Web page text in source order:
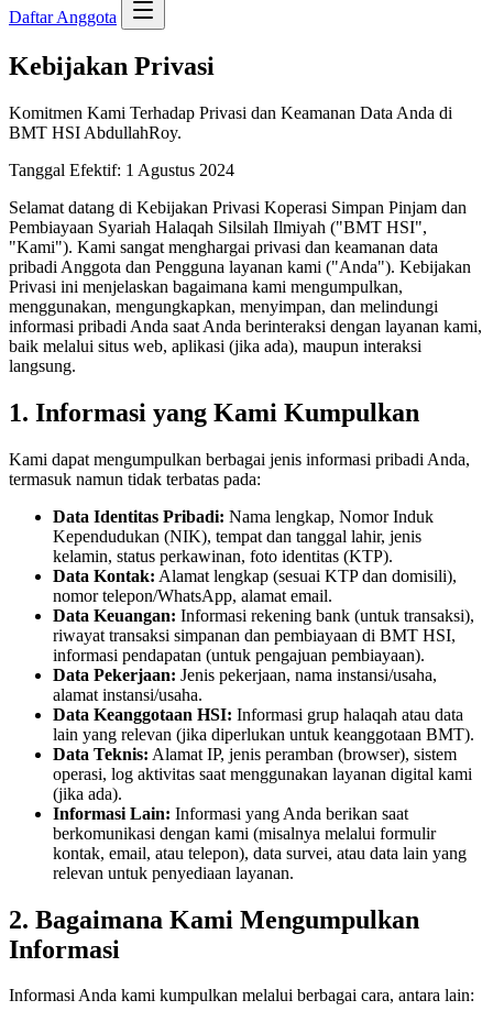
Daftar Anggota
Kebijakan Privasi
Komitmen Kami Terhadap Privasi dan Keamanan Data Anda di
BMT HSI AbdullahRoy.
Tanggal Efektif: 1 Agustus 2024
Selamat datang di Kebijakan Privasi Koperasi Simpan Pinjam dan
Pembiayaan Syariah Halaqah Silsilah Ilmiyah ("BMT HSI",
"Kami"). Kami sangat menghargai privasi dan keamanan data
pribadi Anggota dan Pengguna layanan kami ("Anda"). Kebijakan
Privasi ini menjelaskan bagaimana kami mengumpulkan,
menggunakan, mengungkapkan, menyimpan, dan melindungi
informasi pribadi Anda saat Anda berinteraksi dengan layanan kami,
baik melalui situs web, aplikasi (jika ada), maupun interaksi
langsung.
1. Informasi yang Kami Kumpulkan
Kami dapat mengumpulkan berbagai jenis informasi pribadi Anda,
termasuk namun tidak terbatas pada:
Data Identitas Pribadi: Nama lengkap, Nomor Induk
Kependudukan (NIK), tempat dan tanggal lahir, jenis
kelamin, status perkawinan, foto identitas (KTP).
Data Kontak: Alamat lengkap (sesuai KTP dan domisili),
nomor telepon/WhatsApp, alamat email.
Data Keuangan: Informasi rekening bank (untuk transaksi),
riwayat transaksi simpanan dan pembiayaan di BMT HSI,
informasi pendapatan (untuk pengajuan pembiayaan).
Data Pekerjaan: Jenis pekerjaan, nama instansi/usaha,
alamat instansi/usaha.
Data Keanggotaan HSI: Informasi grup halaqah atau data
lain yang relevan (jika diperlukan untuk keanggotaan BMT).
Data Teknis: Alamat IP, jenis peramban (browser), sistem
operasi, log aktivitas saat menggunakan layanan digital kami
(jika ada).
Informasi Lain: Informasi yang Anda berikan saat
berkomunikasi dengan kami (misalnya melalui formulir
kontak, email, atau telepon), data survei, atau data lain yang
relevan untuk penyediaan layanan.
2. Bagaimana Kami Mengumpulkan
Informasi
Informasi Anda kami kumpulkan melalui berbagai cara, antara lain: